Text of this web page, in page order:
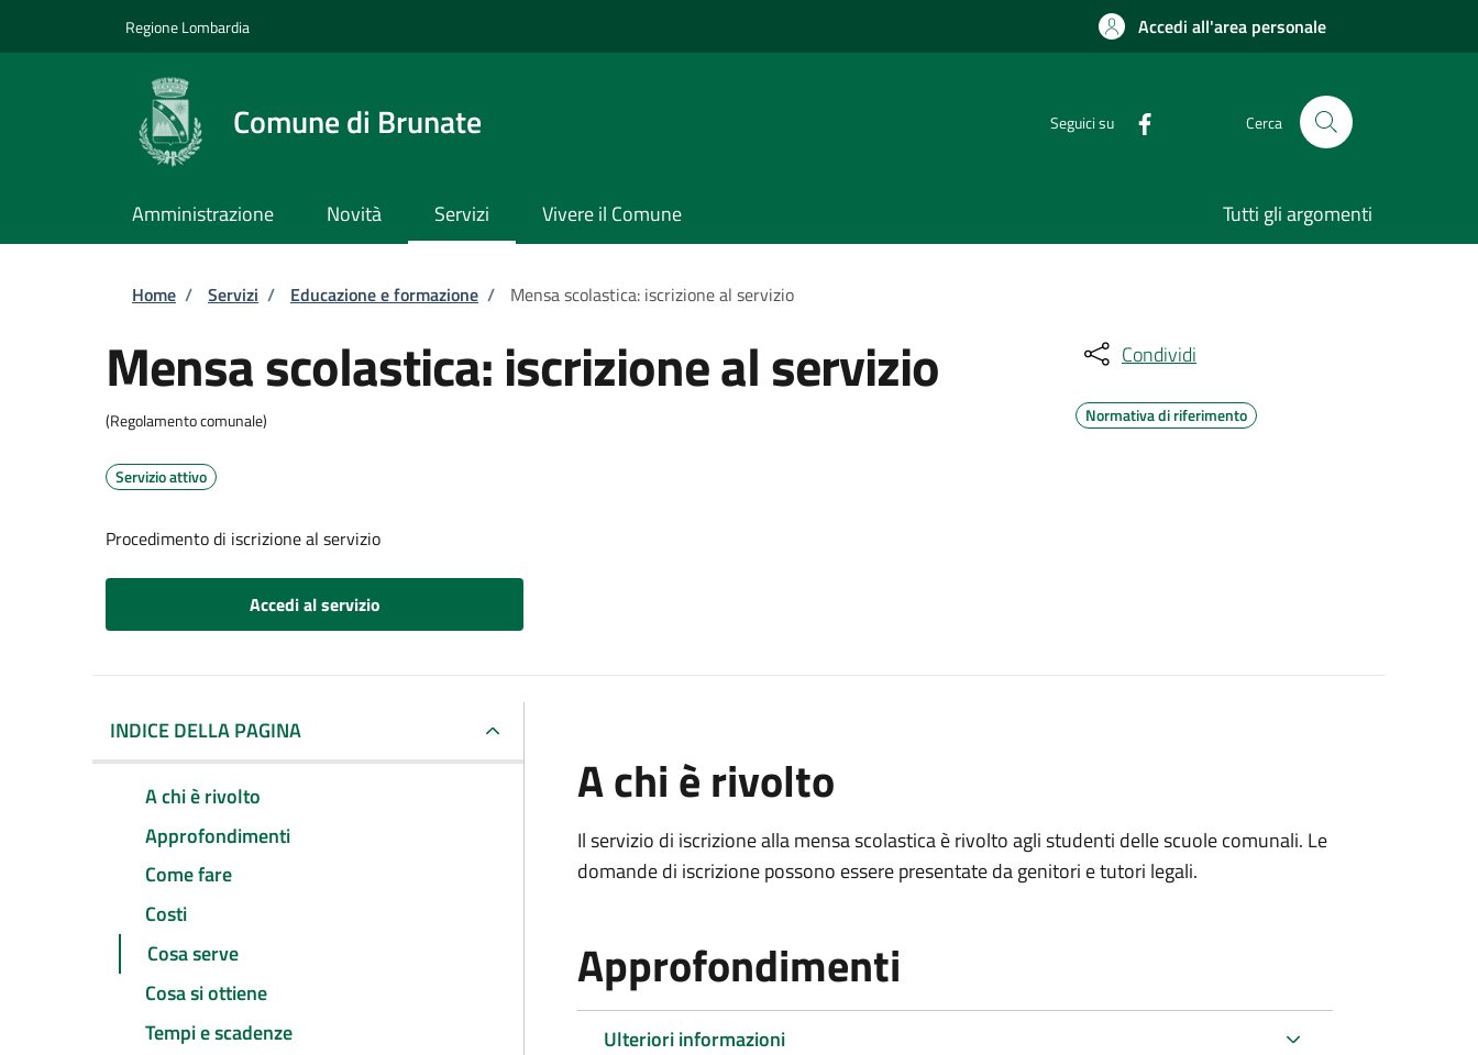
Regione Lombardia Accedi all'area personale
Comune di Brunate Seguici su Cerca
Amministrazione Novità Servizi Vivere il Comune Tutti gli argomenti
Briciole di pane
Home / Servizi / Educazione e formazione / Mensa scolastica: iscrizione al servizio
Mensa scolastica: iscrizione al servizio
(Regolamento comunale)
Servizio attivo
Procedimento di iscrizione al servizio
Accedi al servizio
Condividi
Normativa di riferimento
INDICE DELLA PAGINA
A chi è rivolto
Approfondimenti
Come fare
Costi
Cosa serve
Cosa si ottiene
Tempi e scadenze
A chi è rivolto
Il servizio di iscrizione alla mensa scolastica è rivolto agli studenti delle scuole comunali. Le
domande di iscrizione possono essere presentate da genitori e tutori legali.
Approfondimenti
Ulteriori informazioni